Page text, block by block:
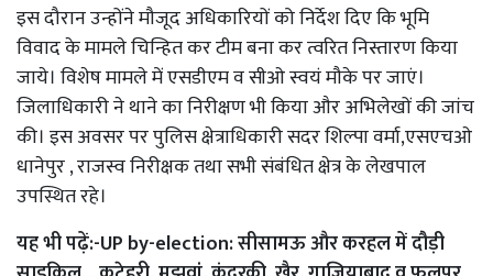
इस दौरान उन्होंने मौजूद अधिकारियों को निर्देश दिए कि भूमि
विवाद के मामले चिन्हित कर टीम बना कर त्वरित निस्तारण किया
जाये। विशेष मामले में एसडीएम व सीओ स्वयं मौके पर जाएं।
जिलाधिकारी ने थाने का निरीक्षण भी किया और अभिलेखों की जांच
की। इस अवसर पर पुलिस क्षेत्राधिकारी सदर शिल्पा वर्मा,एसएचओ
धानेपुर , राजस्व निरीक्षक तथा सभी संबंधित क्षेत्र के लेखपाल
उपस्थित रहे।
यह भी पढ़ें:-UP by-election: सीसामऊ और करहल में दौड़ी